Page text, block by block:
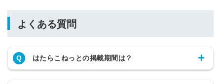
よくある質問
Q はたらこねっとの掲載期間は？